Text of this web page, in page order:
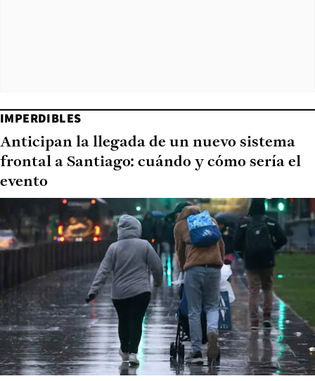
IMPERDIBLES
Anticipan la llegada de un nuevo sistema
frontal a Santiago: cuándo y cómo sería el
evento